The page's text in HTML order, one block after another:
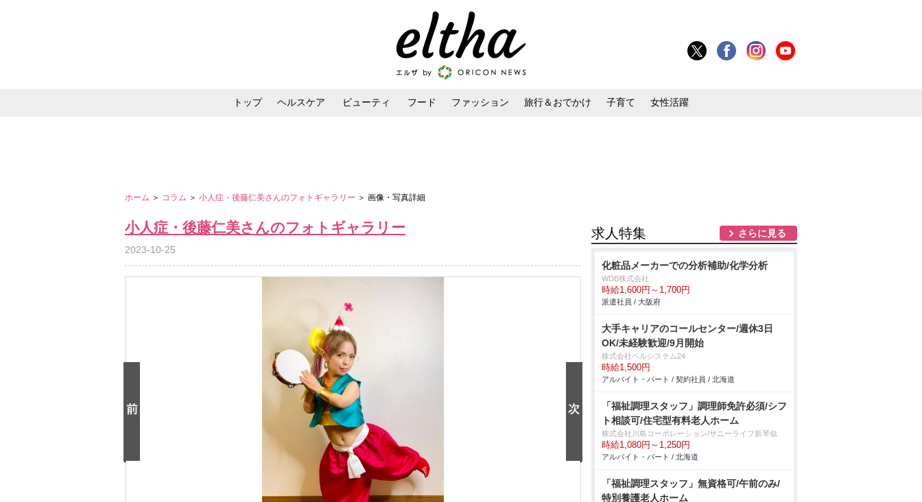
トップ ヘルスケア ビューティ フード ファッション 旅行＆おでかけ 子育て 女性活躍
ホーム ＞ コラム ＞ 小人症・後藤仁美さんのフォトギャラリー ＞ 画像・写真詳細
小人症・後藤仁美さんのフォトギャラリー
2023-10-25
求人特集 さらに見る
化粧品メーカーでの分析補助/化学分析
WDB株式会社
時給1,600円～1,700円
派遣社員 / 大阪府
大手キャリアのコールセンター/週休3日
OK/未経験歓迎/9月開始
株式会社ベルシステム24
時給1,500円
アルバイト・パート / 契約社員 / 北海道
「福祉調理スタッフ」調理師免許必須/シフ
ト相談可/住宅型有料老人ホーム
株式会社川島コーポレーション/サニーライフ新琴似
時給1,080円～1,250円
アルバイト・パート / 北海道
「福祉調理スタッフ」無資格可/午前のみ/
特別養護老人ホーム